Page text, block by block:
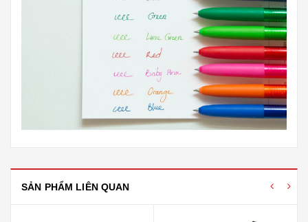
SẢN PHẨM LIÊN QUAN